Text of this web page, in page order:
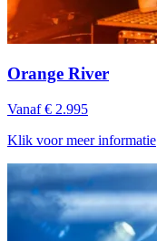
Orange River
Vanaf € 2.995
Klik voor meer informatie